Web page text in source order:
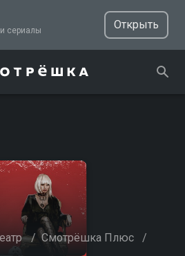
ТВ, фильмы и сериалы
Открыть
/ Смотрёшка Плюс /